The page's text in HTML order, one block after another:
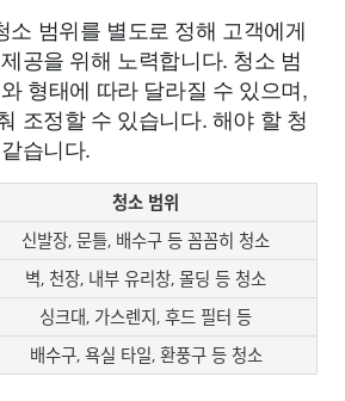
소 범위를 별도로 정해 고객에게
공을 위해 노력합니다. 청소 범
형태에 따라 달라질 수 있으며,
조정할 수 있습니다. 해야 할 청
습니다.
청소 범위
신발장, 문틀, 배수구 등 꼼꼼히 청소
벽, 천장, 내부 유리창, 몰딩 등 청소
싱크대, 가스렌지, 후드 필터 등
배수구, 욕실 타일, 환풍구 등 청소